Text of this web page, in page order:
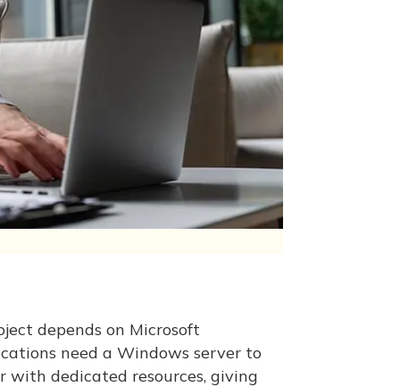
depends on Microsoft
need a Windows server to
dedicated resources, giving